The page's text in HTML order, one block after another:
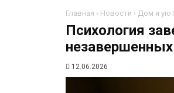
Главная › Новости › Дом и уют
Психология
12.06.2026